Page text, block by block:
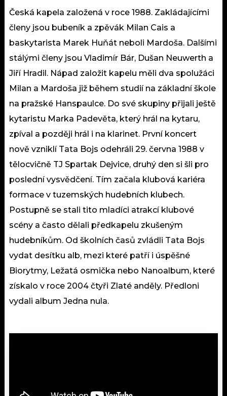
Česká kapela založená v roce 1988. Zakládajícími
členy jsou bubeník a zpěvák Milan Cais a
baskytarista Marek Huňát neboli Mardoša. Dalšími
stálými členy jsou Vladimír Bár, Dušan Neuwerth a
Jiří Hradil. Nápad založit kapelu měli dva spolužáci
Milan a Mardoša již během studií na základní škole
na pražské Hanspaulce. Do své skupiny přijali ještě
kytaristu Marka Padevěta, který hrál na kytaru,
zpíval a později hrál i na klarinet. První koncert
nově vzniklí Tata Bojs odehráli 29. června 1988 v
tělocvičně TJ Spartak Dejvice, druhý den si šli pro
poslední vysvědčení. Tím začala klubová kariéra
formace v tuzemských hudebních klubech.
Postupně se stali tito mladíci atrakcí klubové
scény a často dělali předkapelu zkušeným
hudebníkům. Od školních časů zvládli Tata Bojs
vydat desítku alb, mezi které patří i úspěšné
Biorytmy, Ležatá osmička nebo Nanoalbum, které
získalo v roce 2004 čtyři Zlaté anděly. Předloni
vydali album Jedna nula.